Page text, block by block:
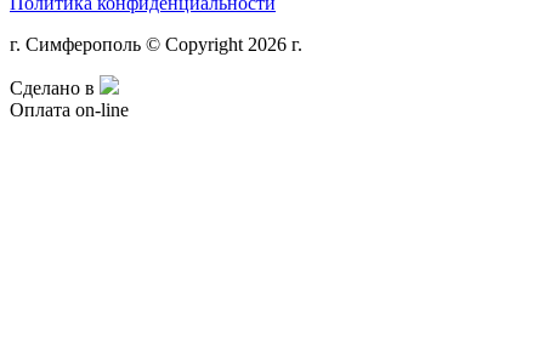
г. Симферополь © Copyright 2026 г.
Сделано в
Оплата on-line